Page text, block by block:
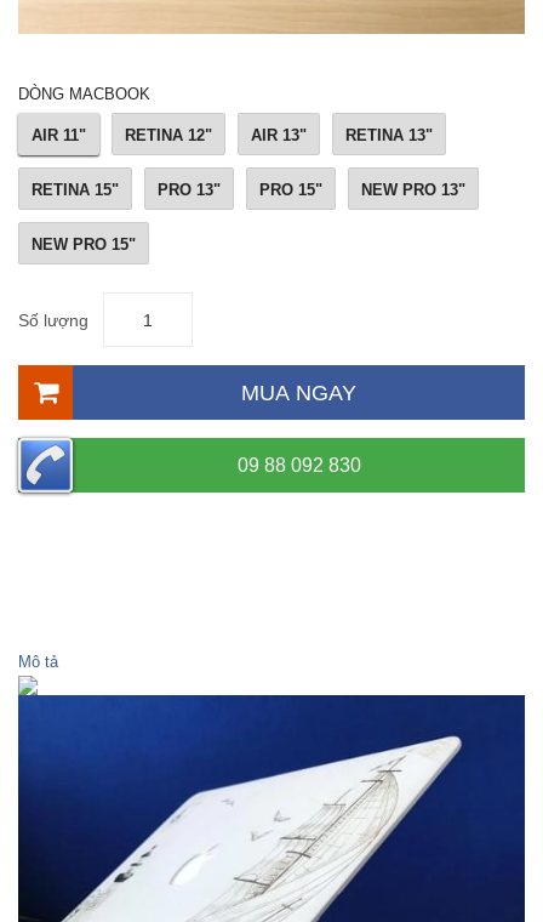
DÒNG MACBOOK
AIR 11" RETINA 12" AIR 13" RETINA 13"
RETINA 15" PRO 13" PRO 15" NEW PRO 13"
NEW PRO 15"
Số lượng
MUA NGAY
09 88 092 830
Mô tả